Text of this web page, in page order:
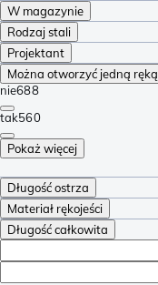
W magazynie
Rodzaj stali
Projektant
Można otworzyć jedną ręką
nie688
tak560
Pokaż więcej
Długość ostrza
Materiał rękojeści
Długość całkowita